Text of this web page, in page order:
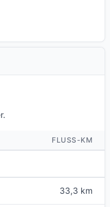
FLUSS-KM
33,3 km